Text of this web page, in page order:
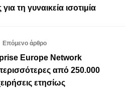
τη γυναικεία ισοτιμία
Επόμενο άρθρο
Europe Network
από 250.000
ετησίως